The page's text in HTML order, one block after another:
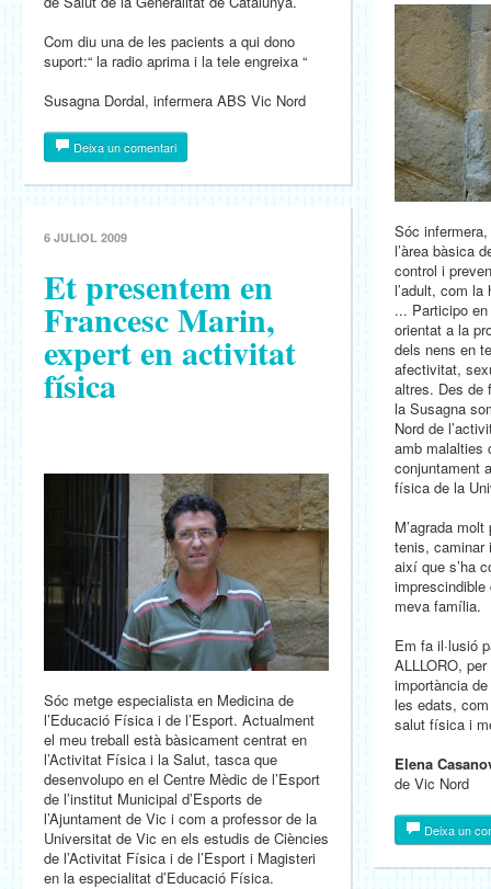
Com diu una de les pacients a qui dono
suport:“ la radio aprima i la tele engreixa “
Susagna Dordal, infermera ABS Vic Nord
Deixa un comentari
6 JULIOL 2009
Et presentem en
Francesc Marin,
expert en activitat
física
Sóc metge especialista en Medicina de
l’Educació Física i de l’Esport. Actualment
el meu treball està bàsicament centrat en
l’Activitat Física i la Salut, tasca que
desenvolupo en el Centre Mèdic de l’Esport
de l’institut Municipal d’Esports de
l’Ajuntament de Vic i com a professor de la
Universitat de Vic en els estudis de Ciències
de l’Activitat Física i de l’Esport i Magisteri
en la especialitat d’Educació Física.
Sóc
l’àrea bàsica
control i
l’adult, com
... Participo
orientat a la
dels nens en
afectivitat,
altres. Des de
la Susagna
Nord de
amb malalties
conjuntament
física de la
M’agrada
tenis, caminar
així que s’ha
meva família.
Em fa il·lusió
ALLLORO,
importància
les edats,
salut física i
Elena
de Vic Nord
Deixa un